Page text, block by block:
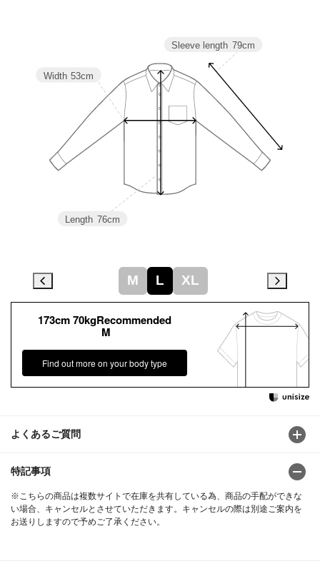
よくあるご質問
特記事項
※こちらの商品は複数サイトで在庫を共有している為、商品の手配ができな
い場合、キャンセルとさせていただきます。キャンセルの際は別途ご案内を
お送りしますので予めご了承ください。
173cm 70kgRecommended
M
Find out more on your body type
Sleeve length 79cm
Length 76cm
Width 53cm
M L XL